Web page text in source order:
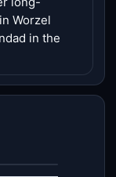
Worzel
in the
›